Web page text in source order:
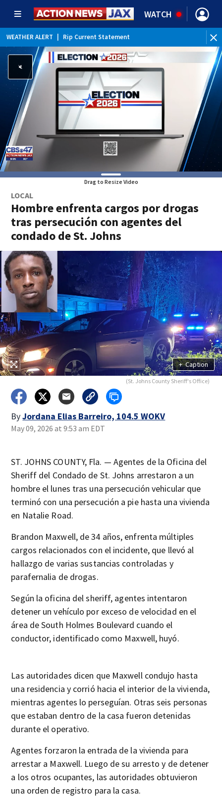
WATCH
WEATHER ALERT Rip Current Statement
Drag to Resize Video
LOCAL
Hombre enfrenta cargos por drogas
tras persecución con agentes del
condado de St. Johns
+ Caption
(St. Johns County Sheriff's Office)
ByJordana Elias Barreiro, 104.5 WOKV
May 09, 2026 at 9:53 am EDT
ST. JOHNS COUNTY, Fla. — Agentes de la Oficina del
Sheriff del Condado de St. Johns arrestaron a un
hombre el lunes tras una persecución vehicular que
terminó con una persecución a pie hasta una vivienda
en Natalie Road.
Brandon Maxwell, de 34 años, enfrenta múltiples
cargos relacionados con el incidente, que llevó al
hallazgo de varias sustancias controladas y
parafernalia de drogas.
Según la oficina del sheriff, agentes intentaron
detener un vehículo por exceso de velocidad en el
área de South Holmes Boulevard cuando el
conductor, identificado como Maxwell, huyó.
Las autoridades dicen que Maxwell condujo hasta
una residencia y corrió hacia el interior de la vivienda,
mientras agentes lo perseguían. Otras seis personas
que estaban dentro de la casa fueron detenidas
durante el operativo.
Agentes forzaron la entrada de la vivienda para
arrestar a Maxwell. Luego de su arresto y de detener
a los otros ocupantes, las autoridades obtuvieron
una orden de registro para la casa.